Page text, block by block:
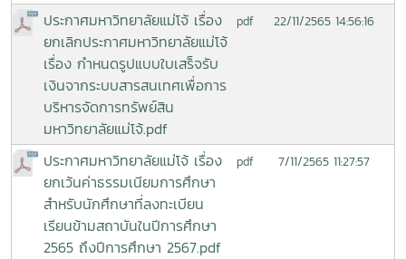
ประกาศมหาวิทยาลัยแม่โจ้ เรื่อง
ยกเลิกประกาศมหาวิทยาลัยแม่โจ้
เรื่อง กำหนดรูปแบบใบเสร็จรับ
เงินจากระบบสารสนเทศเพื่อการ
บริหารจัดการทรัพย์สิน
มหาวิทยาลัยแม่โจ้.pdf
pdf 22/11/2565 14:56:16
ประกาศมหาวิทยาลัยแม่โจ้ เรื่อง
ยกเว้นค่าธรรมเนียมการศึกษา
สำหรับนักศึกษาที่ลงทะเบียน
เรียนข้ามสถาบันในปีการศึกษา
2565 ถึงปีการศึกษา 2567.pdf
pdf 7/11/2565 11:27:57